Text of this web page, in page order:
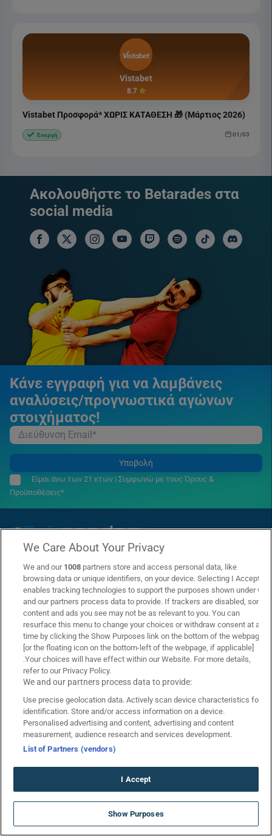
Vistabet
8.7
Vistabet Προσφορά* ΧΩΡΙΣ ΚΑΤΑΘΕΣΗ 🎁 (Μάρτιος 2026)
Ενεργή 01/03
Κάνε εγγραφή για να λαμβάνεις
αναλύσεις/προγνωστικά αγώνων
στοιχήματος!
Υποβολή
Είμαι άνω των 21 ετών | Συμφωνώ με τους Όρους &
Προϋποθέσεις*
Ακολουθήστε το Betarades στα
social media
facebook social link
x social linkinstagram social link
youtube social link
twitch social link
spotify social link
tiktok social link
discord
© Copyright 2026 Betarades
21+
Κουπόνι Πάμε Στοίχημα
Κουπόνι Πάμε Στοίχημα
Η ομάδα μας
Livescore
Livescore Μπάσκετ
Κουπόνι Μπάσκετ
Κουπόνι Baseball
Στοιχηματικές Εταιρίες
Stoiximan
Bet365
SUMMERAKI2026 ΠΡΟΣΦΟΡΑ* ☀️
ΧΩΡΙΣ ΚΑΤΑΘΕΣΗ
We Care About Your Privacy
We and our 1008 partners store and access personal data, like
browsing data or unique identifiers, on your device. Selecting I Accept
enables tracking technologies to support the purposes shown under we
and our partners process data to provide. If trackers are disabled, some
content and ads you see may not be as relevant to you. You can
resurface this menu to change your choices or withdraw consent at any
time by clicking the Show Purposes link on the bottom of the webpage
[or the floating icon on the bottom-left of the webpage, if applicable]
.Your choices will have effect within our Website. For more details,
refer to our Privacy Policy.
We and our partners process data to provide:
Use precise geolocation data. Actively scan device characteristics for
identification. Store and/or access information on a device.
Personalised advertising and content, advertising and content
measurement, audience research and services development.
List of Partners (vendors)
I Accept
Show Purposes